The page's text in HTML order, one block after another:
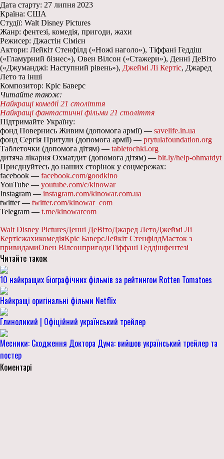
Дата старту: 27 липня 2023
Країна: США
Студії: Walt Disney Pictures
Жанр: фентезі, комедія, пригоди, жахи
Режисер: Джастін Сімієн
Актори: Лейкіт Стенфілд («Ножі наголо»), Тіффані Геддіш
(«Гламурний бізнес»), Овен Вілсон («Стажери»), Денні ДеВіто
(«Джуманджі: Наступний рівень»), Джеймі Лі Кертіс, Джаред
Лето та інші
Композитор: Кріс Баверс
Читайте також:
Найкращі комедії 21 століття
Найкращі фантастичні фільми 21 століття
Підтримайте Україну:
фонд Повернись Живим (допомога армії) — savelife.in.ua
фонд Сергія Притули (допомога армії) — prytulafoundation.org
Таблеточки (допомога дітям) — tabletochki.org
дитяча лікарня Охматдит (допомога дітям) — bit.ly/help-ohmatdyt
Приєднуйтесь до наших сторінок у соцмережах:
facebook — facebook.com/goodkino
YouTube — youtube.com/c/kinowar
Instagram — instagram.com/kinowar.com.ua
twitter — twitter.com/kinowar_com
Telegram — t.me/kinowarcom
Walt Disney PicturesДенні ДеВітоДжаред ЛетоДжеймі Лі
КертісжахикомедіяКріс БаверсЛейкіт СтенфілдМаєток з
привидамиОвен ВілсонпригодиТіффані Геддішфентезі
Читайте також
10 найкращих біографічних фільмів за рейтингом Rotten Tomatoes
Найкращі оригінальні фільми Netflix
Глиноликий | Офіційний український трейлер
Месники: Сходження Доктора Дума: вийшов український трейлер та
постер
Коментарі